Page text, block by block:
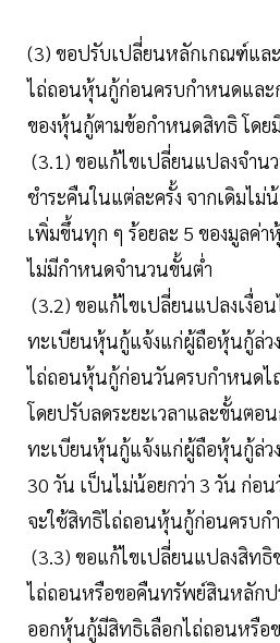
(3) ขอปรับเปลี่ยนหลักเกณฑ์และ
ไถ่ถอนหุ้นกู้ก่อนครบกำหนดและ
ของหุ้นกู้ตามข้อกำหนดสิทธิ โดย
(3.1) ขอแก้ไขเปลี่ยนแปลงจำน
ชำระคืนในแต่ละครั้ง จากเดิมไม่
เพิ่มขึ้นทุก ๆ ร้อยละ 5 ของมูลค่
ไม่มีกำหนดจำนวนขั้นต่ำ
(3.2) ขอแก้ไขเปลี่ยนแปลงเงื่อ
ทะเบียนหุ้นกู้แจ้งแก่ผู้ถือหุ้นกู้ล่ว
ไถ่ถอนหุ้นกู้ก่อนวันครบกำหนด
โดยปรับลดระยะเวลาและขั้นตอ
ทะเบียนหุ้นกู้แจ้งแก่ผู้ถือหุ้นกู้ล่ว
30 วัน เป็นไม่น้อยกว่า 3 วัน ก่อ
จะใช้สิทธิไถ่ถอนหุ้นกู้ก่อนครบก
(3.3) ขอแก้ไขเปลี่ยนแปลงสิทธิ
ไถ่ถอนหรือขอคืนทรัพย์สินหลักป
ออกหุ้นกู้มีสิทธิเลือกไถ่ถอนหรื